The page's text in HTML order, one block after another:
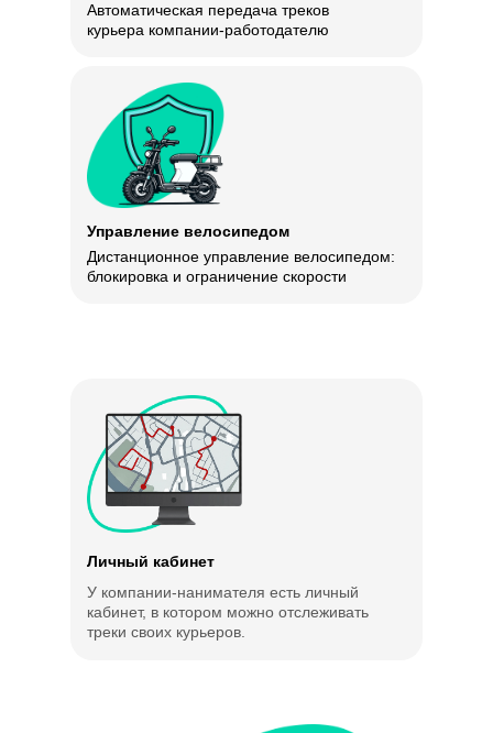
Автоматическая передача треков
курьера компании-работодателю
Дистанционное управление велосипедом:
блокировка и ограничение скорости
Управление велосипедом
У компании-нанимателя есть личный
кабинет, в котором можно отслеживать
треки своих курьеров.
Личный кабинет